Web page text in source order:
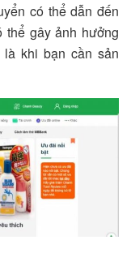
có thể dẫn đến
gây ảnh hưởng
khi bạn cần sản